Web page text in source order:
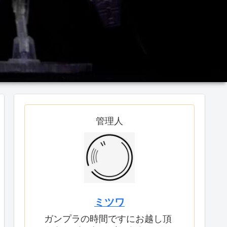
管理人
ミツワ
ガンプラの時間ですにお越し頂